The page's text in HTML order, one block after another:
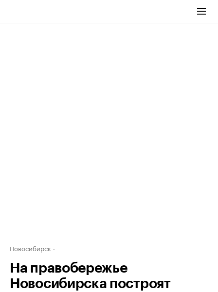
Новосибирск
На правобережье
Новосибирска построят